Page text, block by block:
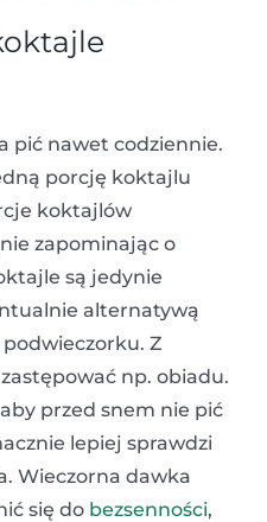
pić nawet codziennie.
porcję koktajlu
koktajlów
zapominając o
są jedynie
alternatywą
Z
np. obiadu.
przed snem nie pić
lepiej sprawdzi
Wieczorna dawka
się do bezsenności,